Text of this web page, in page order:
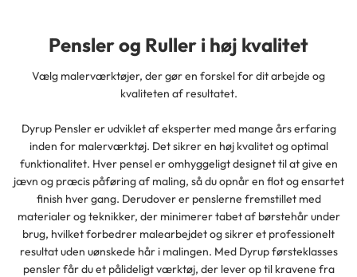
Pensler og Ruller i høj kvalitet
Vælg malerværktøjer, der gør en forskel for dit arbejde og
kvaliteten af resultatet.
Dyrup Pensler er udviklet af eksperter med mange års erfaring
inden for malerværktøj. Det sikrer en høj kvalitet og optimal
funktionalitet. Hver pensel er omhyggeligt designet til at give en
jævn og præcis påføring af maling, så du opnår en flot og ensartet
finish hver gang. Derudover er penslerne fremstillet med
materialer og teknikker, der minimerer tabet af børstehår under
brug, hvilket forbedrer malearbejdet og sikrer et professionelt
resultat uden uønskede hår i malingen. Med Dyrup førsteklasses
pensler får du et pålideligt værktøj, der lever op til kravene fra